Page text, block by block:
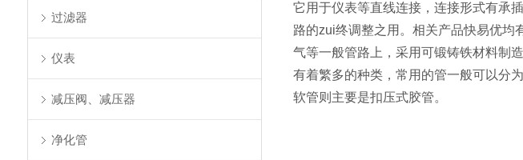
过滤器
仪表
减压阀、减压器
净化管
它用于仪表等直线连接，连接形式有承
路的zui终调整之用。相关产品快易优均
气等一般管路上，采用可锻铸铁材料制
有着繁多的种类，常用的管一般可以分
软管则主要是扣压式胶管。